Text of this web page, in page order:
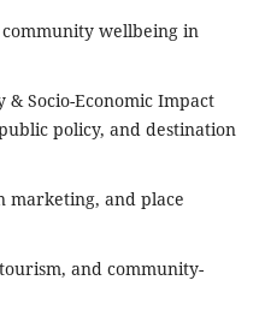
wellbeing in
& Socio-Economic Impact
policy, and destination
marketing, and place
and community-